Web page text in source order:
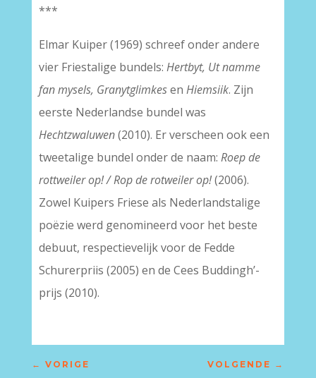
***
Elmar Kuiper (1969) schreef onder andere
vier Friestalige bundels: Hertbyt, Ut namme
fan mysels, Granytglimkesen Hiemsiik. Zijn
eerste Nederlandse bundel was
Hechtzwaluwen(2010). Er verscheen ook een
tweetalige bundel onder de naam: Roep de
rottweiler op! / Rop de rotweiler op!(2006).
Zowel Kuipers Friese als Nederlandstalige
poëzie werd genomineerd voor het beste
debuut, respectievelijk voor de Fedde
Schurerpriis (2005) en de Cees Buddingh’-
prijs (2010).
← VORIGE VOLGENDE →